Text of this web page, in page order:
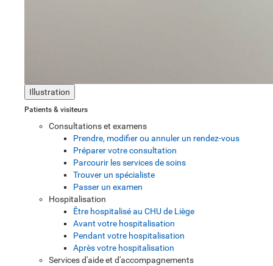
Illustration
Patients & visiteurs
Consultations et examens
Prendre, modifier ou annuler un rendez-vous
Préparer votre consultation
Parcourir les services de soins
Trouver un spécialiste
Passer un examen
Hospitalisation
Être hospitalisé au CHU de Liège
Avant votre hospitalisation
Pendant votre hospitalisation
Après votre hospitalisation
Services d'aide et d'accompagnements